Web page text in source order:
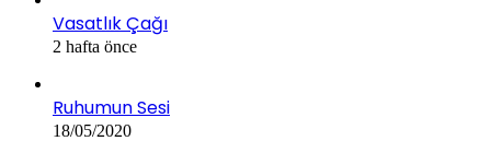
Vasatlık Çağı
2 hafta önce
Ruhumun Sesi
18/05/2020